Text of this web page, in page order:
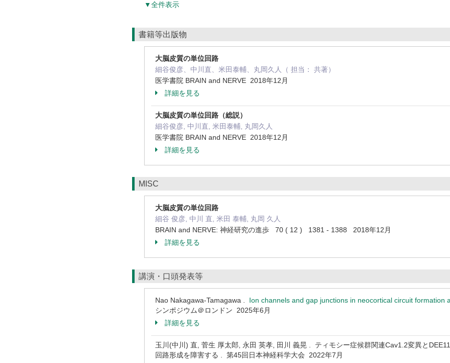
▼全件表示
書籍等出版物
大脳皮質の単位回路
細谷俊彦、中川直、米田泰輔、丸岡久人（ 担当： 共著）
医学書院 BRAIN and NERVE 2018年12月
詳細を見る
大脳皮質の単位回路（総説）
細谷俊彦, 中川直, 米田泰輔, 丸岡久人
医学書院 BRAIN and NERVE 2018年12月
詳細を見る
MISC
大脳皮質の単位回路
細谷 俊彦, 中川 直, 米田 泰輔, 丸岡 久人
BRAIN and NERVE: 神経研究の進歩 70 ( 12 ) 1381 - 1388 2018年12月
詳細を見る
講演・口頭発表等
Nao Nakagawa-Tamagawa . Ion channels and gap junctions in neocortical circuit formation
シンポジウム＠ロンドン 2025年6月
詳細を見る
玉川(中川) 直, 菅生 厚太郎, 永田 英孝, 田川 義晃 . ティモシー症候群関連Cav1.2変異と
回路形成を障害する . 第45回日本神経科学大会 2022年7月